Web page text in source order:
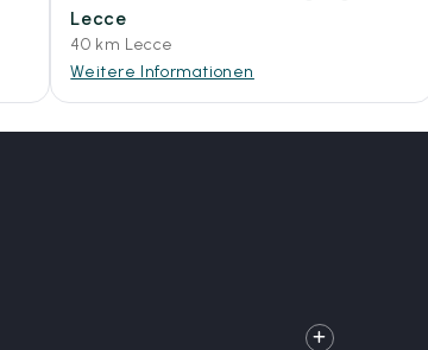
Lecce
40 km Lecce
Weitere Informationen